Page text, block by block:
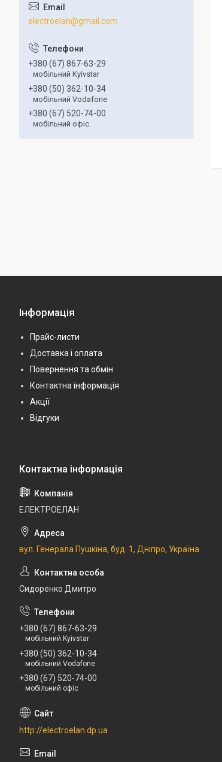
electroelan@gmail.com
+380 (67) 867-63-29
мобільний Kyivstar
+380 (50) 362-10-34
мобільний Vodafone
+380 (67) 520-74-00
мобільний офіс
Інформація
Прайс-листи
Доставка і оплата
Повернення та обмін
Контактна інформація
Акції
Відгуки
ЕЛЕКТРОЕЛАН
вул. Генерала Пушкіна, буд. 1, Дніпро, Україна
Сидоренко Дмитро
+380 (67) 867-63-29
мобільний Kyivstar
+380 (50) 362-10-34
мобільний Vodafone
+380 (67) 520-74-00
мобільний офіс
http://electroelan.dp.ua